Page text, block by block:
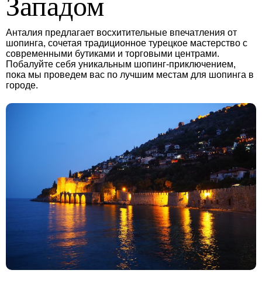
Анталия предлагает восхитительные впечатления от
шопинга, сочетая традиционное турецкое мастерство с
современными бутиками и торговыми центрами.
Побалуйте себя уникальным шопинг-приключением,
пока мы проведем вас по лучшим местам для шопинга в
городе.